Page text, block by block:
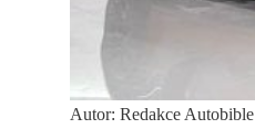
Autor: Redakce Autobible